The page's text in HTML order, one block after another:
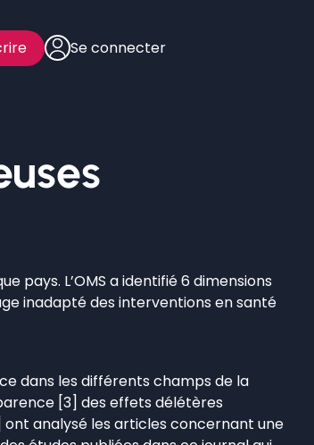
Se connecter
L’OMS a identifié 6 dimensions
inadapté des interventions en santé
dans les différents champs de la
[3] des effets délétères
analysé les articles concernant une